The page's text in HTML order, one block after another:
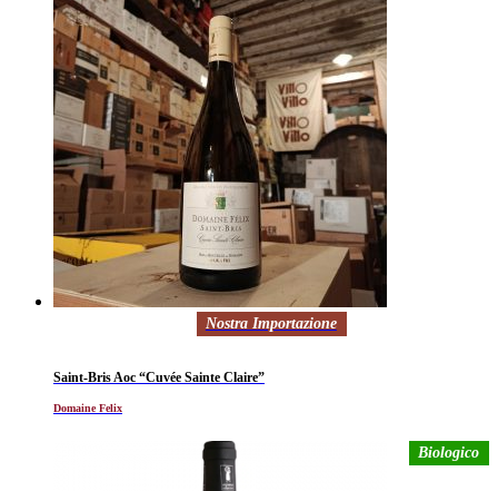
Nostra Importazione
Saint-Bris Aoc “Cuvée Sainte Claire”
Domaine Felix
Biologico